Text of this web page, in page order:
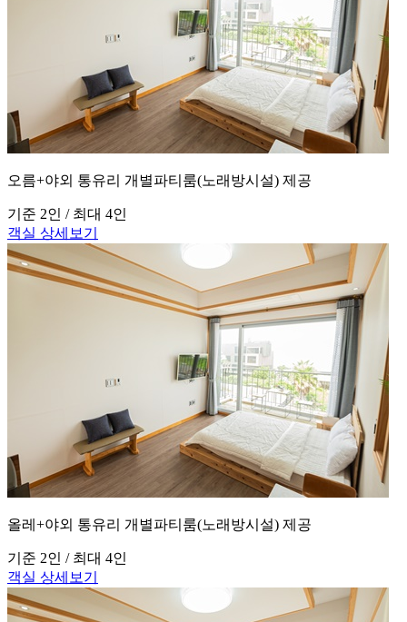
오름+야외 통유리 개별파티룸(노래방시설) 제공
기준 2인 / 최대 4인
객실 상세보기
올레+야외 통유리 개별파티룸(노래방시설) 제공
기준 2인 / 최대 4인
객실 상세보기